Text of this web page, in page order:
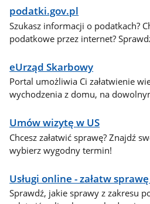
podatki.gov.pl
Szukasz informacji o podatkach?
podatkowe przez internet?
eUrząd Skarbowy
Portal umożliwia Ci załatwienie
wychodzenia z domu, na
Umów wizytę w US
Chcesz załatwić sprawę? Znajdź
wybierz wygodny termin!
Usługi online - załatw
Sprawdź, jakie sprawy z zakresu